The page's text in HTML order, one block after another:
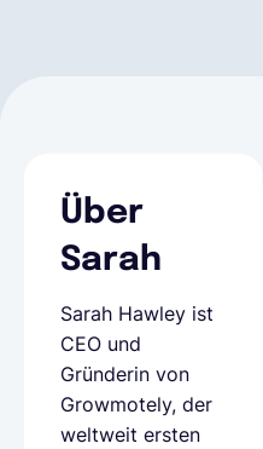
Über
Sarah
Sarah Hawley ist
CEO und
Gründerin von
Growmotely, der
weltweit ersten